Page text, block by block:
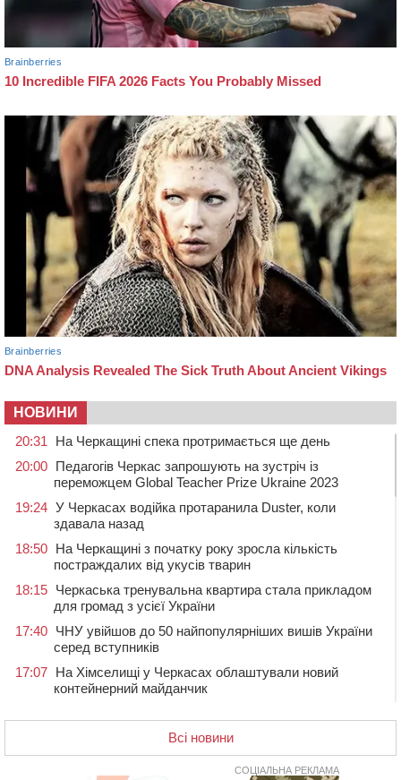
НОВИНИ
20:31
На Черкащині спека протримається ще день
20:00 Педагогів Черкас запрошують на зустріч із
переможцем Global Teacher Prize Ukraine 2023
19:24 У Черкасах водійка протаранила Duster, коли
здавала назад
18:50 На Черкащині з початку року зросла кількість
постраждалих від укусів тварин
18:15 Черкаська тренувальна квартира стала прикладом
для громад з усієї України
17:40 ЧНУ увійшов до 50 найпопулярніших вишів України
серед вступників
17:07 На Хімселищі у Черкасах облаштували новий
контейнерний майданчик
пацієнтці замінили аортальний клапан
16:00 У Черкаському онкоцентрі встановили сонячну
електростанцію за понад пів мільйона гривень
Всі новини
СОЦІАЛЬНА РЕКЛАМА